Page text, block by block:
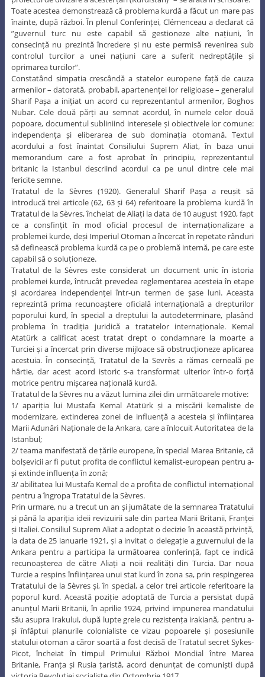
Toate acestea demonstrează că problema kurdă a făcut un mare pas
înainte, după război. În plenul Conferinței, Clémenceau a declarat că
”guvernul turc nu este capabil să gestioneze alte națiuni, în
consecință nu prezintă încredere și nu este permisă revenirea sub
controlul turcilor a unei națiuni care a suferit nedreptățile și
oprimarea turcilor”.
Constatând simpatia crescândă a statelor europene față de cauza
armenilor – datorată, probabil, apartenenței lor religioase – generalul
Sharif Pașa a inițiat un acord cu reprezentantul armenilor, Boghos
Nubar. Cele două părți au semnat acordul, în numele celor două
popoare, documentul subliniind interesele și obiectivele lor comune:
independența și eliberarea de sub dominația otomană. Textul
acordului a fost înaintat Consiliului Suprem Aliat, în baza unui
memorandum care a fost aprobat în principiu, reprezentantul
britanic la Istanbul descriind acordul ca pe unul dintre cele mai
fericite semne.
Tratatul de la Sèvres (1920). Generalul Sharif Pașa a reușit să
introducă trei articole (62, 63 și 64) referitoare la problema kurdă în
Tratatul de la Sèvres, încheiat de Aliați la data de 10 august 1920, fapt
ce a consfințit în mod oficial procesul de internaționalizare a
problemei kurde, deși Imperiul Otoman a încercat în repetate rânduri
să definească problema kurdă ca pe o problemă internă, pe care este
capabil să o soluționeze.
Tratatul de la Sèvres este considerat un document unic în istoria
problemei kurde, întrucât prevedea reglementarea acesteia în etape
și acordarea independenței într-un termen de șase luni. Aceasta
reprezintă prima recunoaștere oficială internațională a drepturilor
poporului kurd, în special a dreptului la autodeterminare, plasând
problema în tradiția juridică a tratatelor internaționale. Kemal
Atatürk a calificat acest tratat drept o condamnare la moarte a
Turciei și a încercat prin diverse mijloace să obstrucționeze aplicarea
acestuia. În consecință, Tratatul de la Sevrès a rămas cerneală pe
hârtie, dar acest acord istoric s-a transformat ulterior într-o forță
motrice pentru mișcarea națională kurdă.
Tratatul de la Sèvres nu a văzut lumina zilei din următoarele motive:
1/ apariția lui Mustafa Kemal Atatürk și a mișcării kemaliste de
modernizare, extinderea zonei de influență a acesteia și înființarea
Marii Adunări Naționale de la Ankara, care a înlocuit Autoritatea de la
Istanbul;
2/ teama manifestată de țările europene, în special Marea Britanie, că
bolșevicii ar fi putut profita de conflictul kemalist-european pentru a-
și extinde influența în zonă;
3/ abilitatea lui Mustafa Kemal de a profita de conflictul internațional
pentru a îngropa Tratatul de la Sèvres.
Prin urmare, nu a trecut un an și jumătate de la semnarea Tratatului
și până la apariția ideii revizuirii sale din partea Marii Britanii, Franței
și Italiei. Consiliul Suprem Aliat a adoptat o decizie în această privință,
la data de 25 ianuarie 1921, și a invitat o delegație a guvernului de la
Ankara pentru a participa la următoarea conferință, fapt ce indică
recunoașterea de către Aliați a noii realități din Turcia. Dar noua
Turcie a respins înființarea unui stat kurd în zona sa, prin respingerea
Tratatului de la Sèvres și, în special, a celor trei articole referitoare la
poporul kurd. Această poziție adoptată de Turcia a persistat după
anunțul Marii Britanii, în aprilie 1924, privind impunerea mandatului
său asupra Irakului, după lupte grele cu rezistența irakiană, pentru a-
și înfăptui planurile colonialiste ce vizau popoarele și posesiunile
statului otoman a căror soartă a fost decisă de Tratatul secret Sykes-
Picot, încheiat în timpul Primului Război Mondial între Marea
Britanie, Franța și Rusia țaristă, acord denunțat de comuniști după